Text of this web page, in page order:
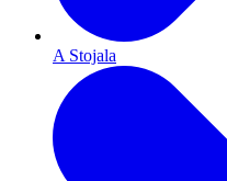
A Stojala